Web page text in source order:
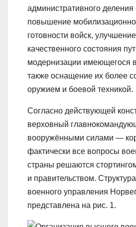
административного деления
повышение
готовности войск,
качественного состояния
модернизации имеющегося
также оснащение их более
оружием и боевой техникой.
Согласно действующей
верховный
вооружёнными силами —
фактически все вопросы
страны решаются
и правительством.
военного управления
представлена на рис. 1.